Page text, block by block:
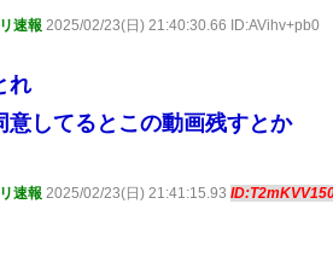
速報 2025/02/23(日) 21:40:30.66 ID:AVihv+pb0
れ
意してるとこの動画残すとか
速報 2025/02/23(日) 21:41:15.93